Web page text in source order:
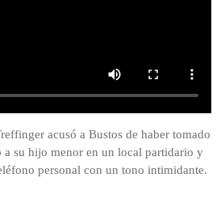
acusó a Bustos de haber tomado
su hijo menor en un local partidario y
personal con un tono intimidante.